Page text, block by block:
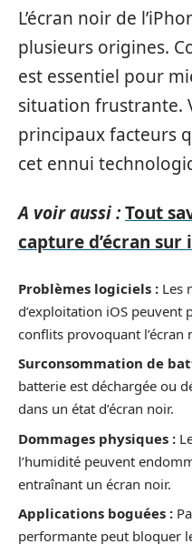
L’écran noir de
plusieurs origines.
est essentiel pour
situation frustrante.
principaux facteurs
cet ennui
A voir aussi :Tout
capture d’écran sur
Problèmes logiciels : Les
d’exploitation iOS peuvent
conflits provoquant l’écran
Surconsommation de
batterie est déchargée ou
dans un état d’écran noir.
Dommages physiques :
l’humidité peuvent
entraînant un écran noir.
Applications boguées :
performante peut bloquer